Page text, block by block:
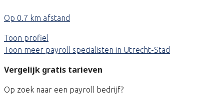
Op 0.7 km afstand
Toon profiel
Toon meer payroll specialisten in Utrecht-Stad
Vergelijk gratis tarieven
Op zoek naar een payroll bedrijf?